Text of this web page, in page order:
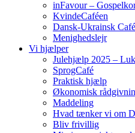
inFavour –
KvindeCaféen
Dansk-Ukrainsk Café
Menighedslejr
Vi hjælper
Julehjælp 2025 –
SprogCafé
Praktisk hjælp
Økonomisk
Maddeling
Hvad tænker vi om
Bliv frivillig